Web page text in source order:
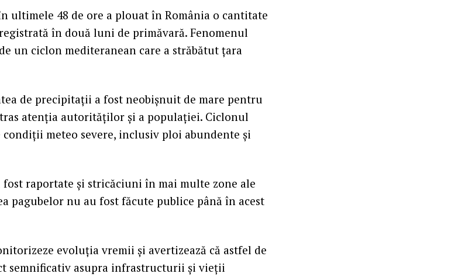
ultimele 48 de ore a plouat în România o cantitate
în două luni de primăvară. Fenomenul
un ciclon mediteranean care a străbătut țara
de precipitații a fost neobișnuit de mare pentru
atenția autorităților și a populației. Ciclonul
meteo severe, inclusiv ploi abundente și
raportate și stricăciuni în mai multe zone ale
pagubelor nu au fost făcute publice până în acest
evoluția vremii și avertizează că astfel de
semnificativ asupra infrastructurii și vieții